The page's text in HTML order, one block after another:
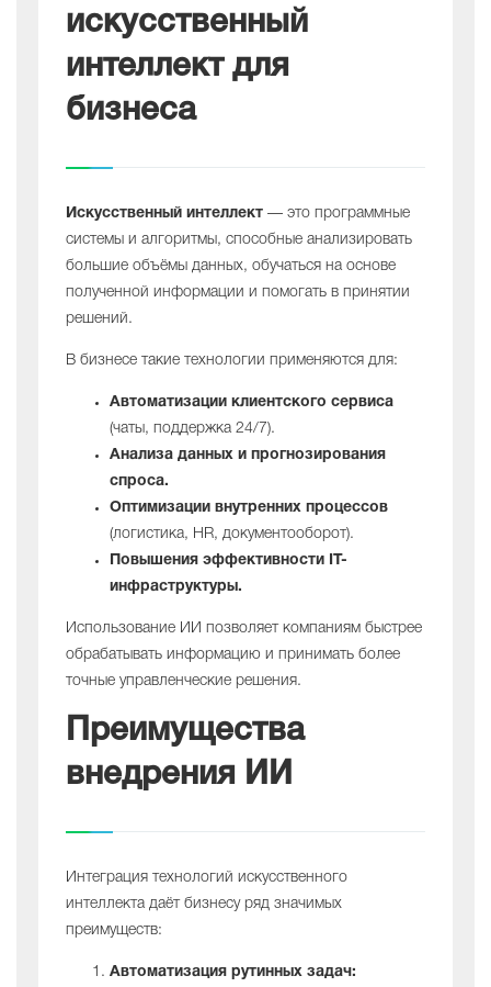
искусственный
интеллект для
бизнеса
Искусственный интеллект — это программные
системы и алгоритмы, способные анализировать
большие объёмы данных, обучаться на основе
полученной информации и помогать в принятии
решений.
В бизнесе такие технологии применяются для:
Автоматизации клиентского сервиса
(чаты, поддержка 24/7).
Анализа данных и прогнозирования
спроса.
Оптимизации внутренних процессов
(логистика, HR, документооборот).
Повышения эффективности IT-
инфраструктуры.
Использование ИИ позволяет компаниям быстрее
обрабатывать информацию и принимать более
точные управленческие решения.
Преимущества
внедрения ИИ
Интеграция технологий искусственного
интеллекта даёт бизнесу ряд значимых
преимуществ:
Автоматизация рутинных задач: